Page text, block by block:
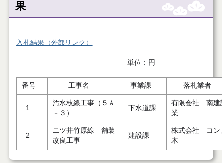
果
入札結果（外部リンク）
単位：円
番号 工事名 事業課 落札業者
1
汚水枝線工事（５Ａ
－３）
下水道課
有限会社 南建
業
2
二ツ井竹原線 舗装
改良工事
建設課
株式会社 コン
木